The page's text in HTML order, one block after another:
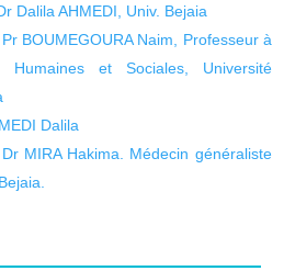
Dalila AHMEDI, Univ. Bejaia
BOUMEGOURA Naim, Professeur à
et Sociales, Université
Dalila
MIRA Hakima. Médecin généraliste